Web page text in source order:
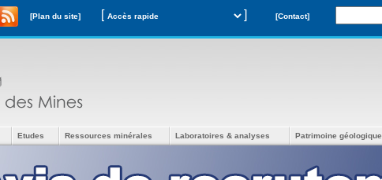
[Plan du site] [ ] [Contact]
Etudes Ressources minérales Laboratoires & analyses Patrimoine géologique